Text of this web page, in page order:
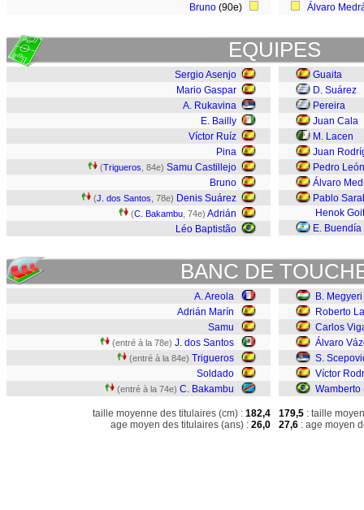
Bruno (90e)
Álvaro
EQUIPES
Sergio Asenjo
Mario Gaspar
A. Rukavina
E. Bailly
Víctor Ruíz
Pina
(Trigueros , 84e) Samu Castillejo
Bruno
(J. dos Santos , 78e) Denis Suárez
(C. Bakambu , 74e) Adrián
Léo Baptistão
Guaita
D. Suárez
Pereira
Juan Cala
M. Lacen
Juan
Pedro León
Álvaro
Pablo
Henok
E. Buendía
BANC DE
A. Areola
Adrián Marín
Samu
(entré à la 78e) J. dos Santos
(entré à la 84e) Trigueros
Soldado
(entré à la 74e) C. Bakambu
taille moyenne des titulaires (cm) : 182,4
age moyen des titulaires (ans) : 26,0
B. Megyeri
Roberto
Carlos
Álvaro
S.
Víctor
Wamberto
179,5 : taille
27,6 : age moyen